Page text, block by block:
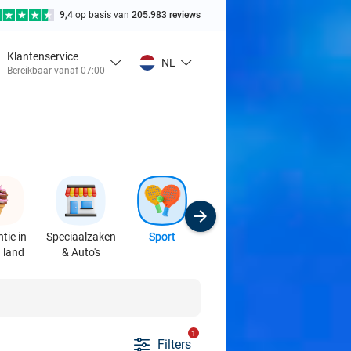
9,4 op basis van 205.983 reviews
Klantenservice
Bereikbaar vanaf 07:00
NL
in
land
Speciaalzaken
& Auto's
Sport
Filters
1